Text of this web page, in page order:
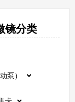
镜分类
泵）